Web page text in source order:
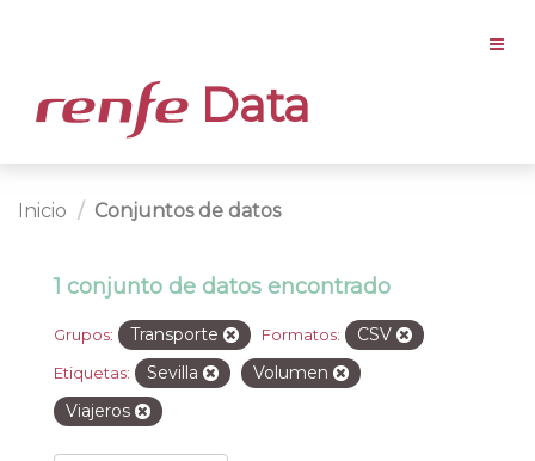
Data
Inicio Conjuntos de datos
1 conjunto de datos encontrado
Grupos: Transporte Formatos: CSV
Etiquetas: Sevilla
Volumen
Viajeros